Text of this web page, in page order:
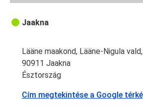
Jaakna
Lääne maakond, Lääne-Nigula
90911 Jaakna
Észtország
Cím megtekintése a Google